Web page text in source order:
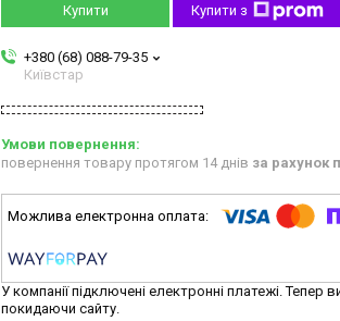
Купити Купити з
+380 (68) 088-79-35
Київстар
повернення товару протягом 14 днів за рахунок
У компанії підключені електронні платежі.
покидаючи сайту.